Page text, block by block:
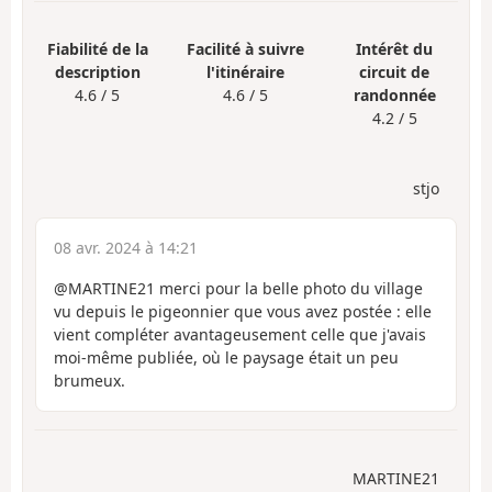
Fiabilité de la
description
4.6 / 5
Facilité à suivre
l'itinéraire
4.6 / 5
Intérêt du
circuit de
randonnée
4.2 / 5
stjo
08 avr. 2024 à 14:21
@MARTINE21 merci pour la belle photo du village
vu depuis le pigeonnier que vous avez postée : elle
vient compléter avantageusement celle que j'avais
moi-même publiée, où le paysage était un peu
brumeux.
MARTINE21